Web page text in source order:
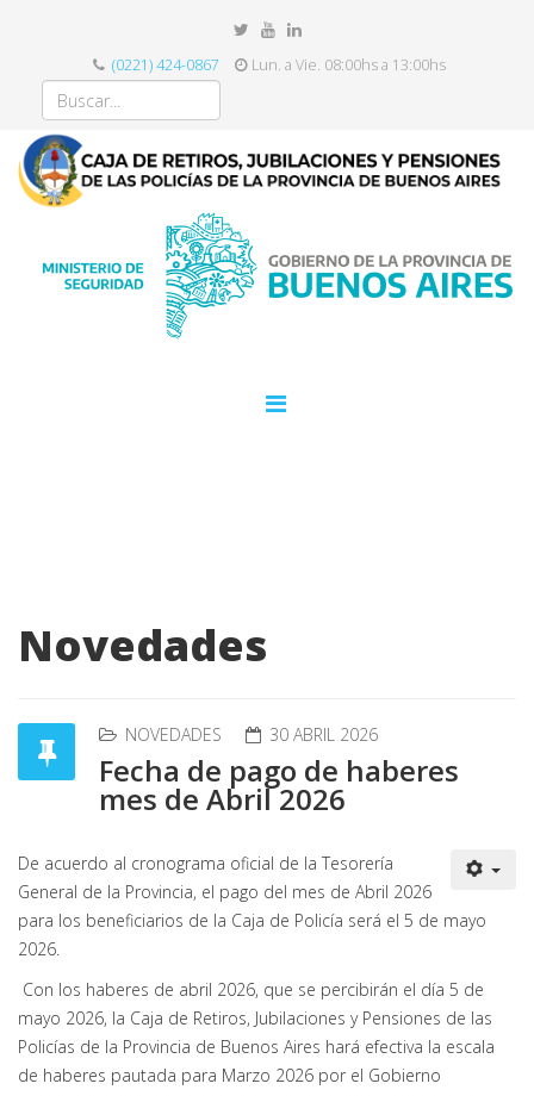
(0221) 424-0867 Lun. a Vie. 08:00hs a 13:00hs
Novedades
NOVEDADES 30 ABRIL 2026
Fecha de pago de haberes
mes de Abril 2026
De acuerdo al cronograma oficial de la Tesorería
General de la Provincia, el pago del mes de Abril 2026
para los beneficiarios de la Caja de Policía será el 5 de mayo
2026.
Con los haberes de abril 2026, que se percibirán el día 5 de
mayo 2026, la Caja de Retiros, Jubilaciones y Pensiones de las
Policías de la Provincia de Buenos Aires hará efectiva la escala
de haberes pautada para Marzo 2026 por el Gobierno